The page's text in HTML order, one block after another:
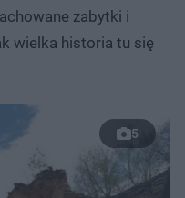
zabytki i
wielka historia tu się
5